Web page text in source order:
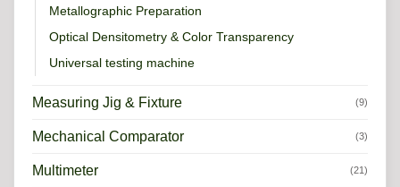
Metallographic Preparation
Optical Densitometry & Color Transparency
Universal testing machine
Measuring Jig & Fixture (9)
Mechanical Comparator (3)
Multimeter (21)